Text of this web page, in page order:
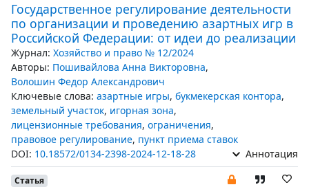
Государственное регулирование деятельности
по организации и проведению азартных игр в
Российской Федерации: от идеи до реализации
Журнал: Хозяйство и право № 12/2024
Авторы: Пошивайлова Анна Викторовна,
Волошин Федор Александрович
Ключевые слова: азартные игры, букмекерская контора,
земельный участок, игорная зона,
лицензионные требования, ограничения,
правовое регулирование, пункт приема ставок
DOI: 10.18572/0134-2398-2024-12-18-28 Аннотация
Статья